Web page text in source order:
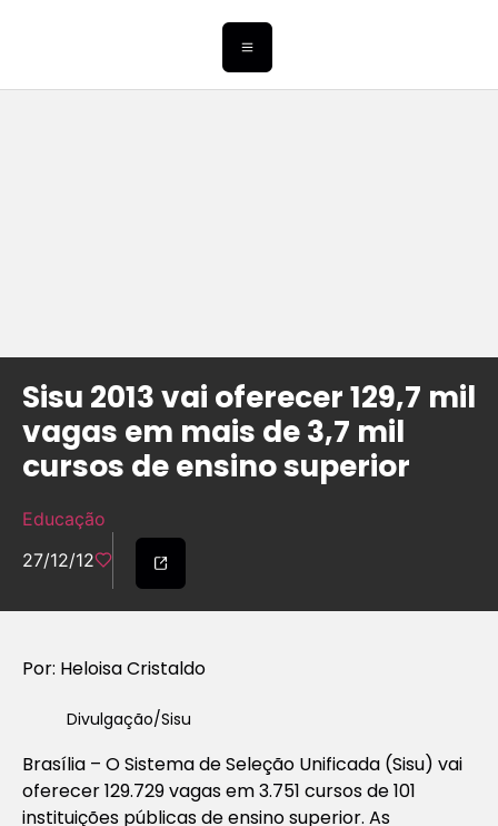
Sisu 2013 vai oferecer 129,7 mil
vagas em mais de 3,7 mil
cursos de ensino superior
Educação
27/12/12
Por: Heloisa Cristaldo
Divulgação/Sisu
Brasília – O Sistema de Seleção Unificada (Sisu) vai
oferecer 129.729 vagas em 3.751 cursos de 101
instituições públicas de ensino superior. As